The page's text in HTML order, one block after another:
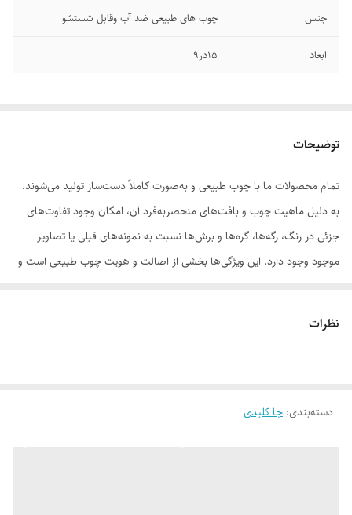
جنس چوب های طبیعی ضد آب وقابل شستشو
ابعاد ۱۵در۹
توضیحات
تمام محصولات ما با چوب طبیعی و به‌صورت کاملاً دست‌ساز تولید می‌شوند.
به دلیل ماهیت چوب و بافت‌های منحصر‌به‌فرد آن، امکان وجود تفاوت‌های
جزئی در رنگ، رگه‌ها، گره‌ها و برش‌ها نسبت به نمونه‌های قبلی یا تصاویر
موجود وجود دارد. این ویژگی‌ها بخشی از اصالت و هویت چوب طبیعی است و
سفارش به‌منزله‌ی پذیرش این موارد و آگاهی از ویژگی‌های طبیعی چوب هست
نظرات
دسته‌بندی: جا کلیدی